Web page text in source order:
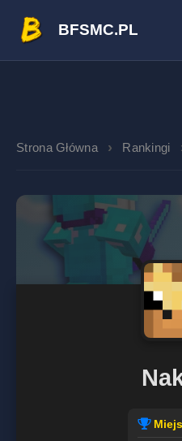
BFSMC.PL
Strona Główna Rankingi